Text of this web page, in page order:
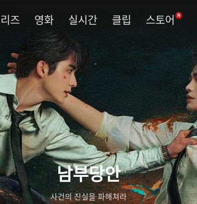
즈 영화 실시간 클립 스토어 N
남부당안
사건의 진실을 파헤쳐라